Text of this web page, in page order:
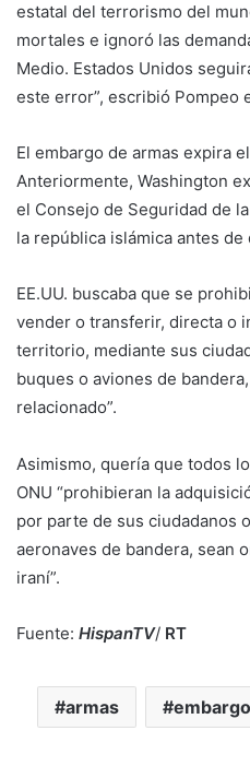
estatal del terrorismo del
mortales e ignoró las
Medio. Estados Unidos
este error”, escribió Pompeo
El embargo de armas expira
Anteriormente, Washington
el Consejo de Seguridad de
la república islámica antes
EE.UU. buscaba que se
vender o transferir, directa o
territorio, mediante sus
buques o aviones de
relacionado”.
Asimismo, quería que todos
ONU “prohibieran la
por parte de sus ciudadanos
aeronaves de bandera, sean
iraní”.
Fuente: HispanTV/ RT
armas embargo